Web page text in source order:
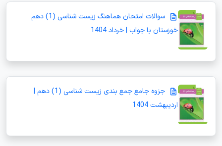
سوالات امتحان هماهنگ زیست شناسی (1) دهم
خوزستان با جواب | خرداد 1404
جزوه جامع جمع بندی زیست شناسی (1) دهم |
اردیبهشت 1404